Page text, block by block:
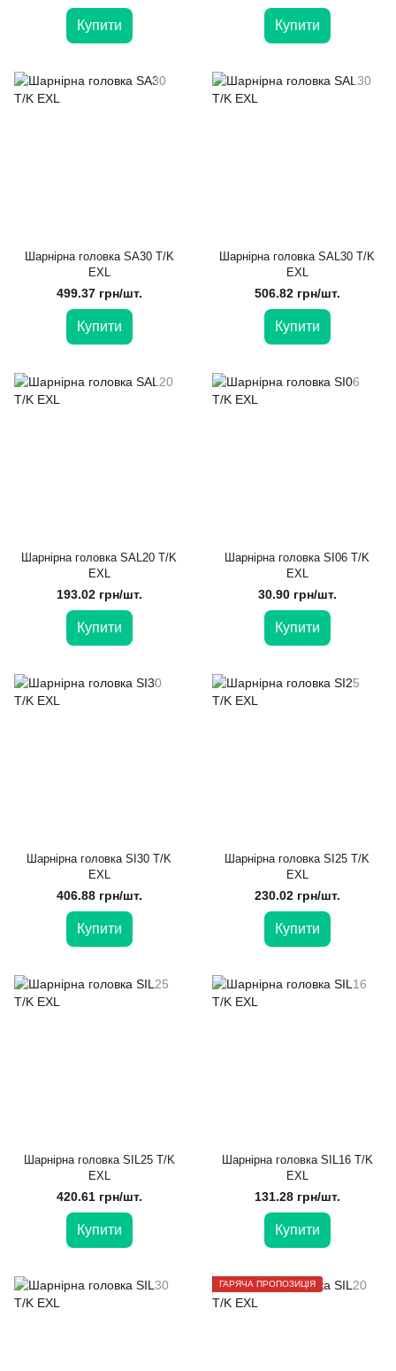
Купити Купити
Шарнірна головка SA30 T/K
EXL
499.37 грн/шт.
Купити
Шарнірна головка SAL30 T/K
EXL
506.82 грн/шт.
Купити
Шарнірна головка SAL20 T/K
EXL
193.02 грн/шт.
Купити
Шарнірна головка SI06 T/K
EXL
30.90 грн/шт.
Купити
Шарнірна головка SI30 T/K
EXL
406.88 грн/шт.
Купити
Шарнірна головка SI25 T/K
EXL
230.02 грн/шт.
Купити
Шарнірна головка SIL25 T/K
ЕXL
420.61 грн/шт.
Купити
Шарнірна головка SIL16 T/K
EXL
131.28 грн/шт.
Купити
ГАРЯЧА ПРОПОЗИЦІЯ